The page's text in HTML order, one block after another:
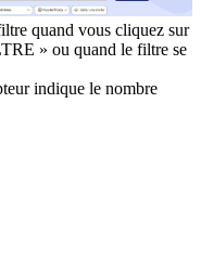
quand vous cliquez sur
» ou quand le filtre se
indique le nombre